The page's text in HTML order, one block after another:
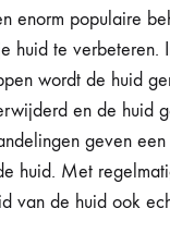
enorm populaire
huid te verbeteren.
wordt de huid
en de huid
geven
huid. Met
van de huid ook